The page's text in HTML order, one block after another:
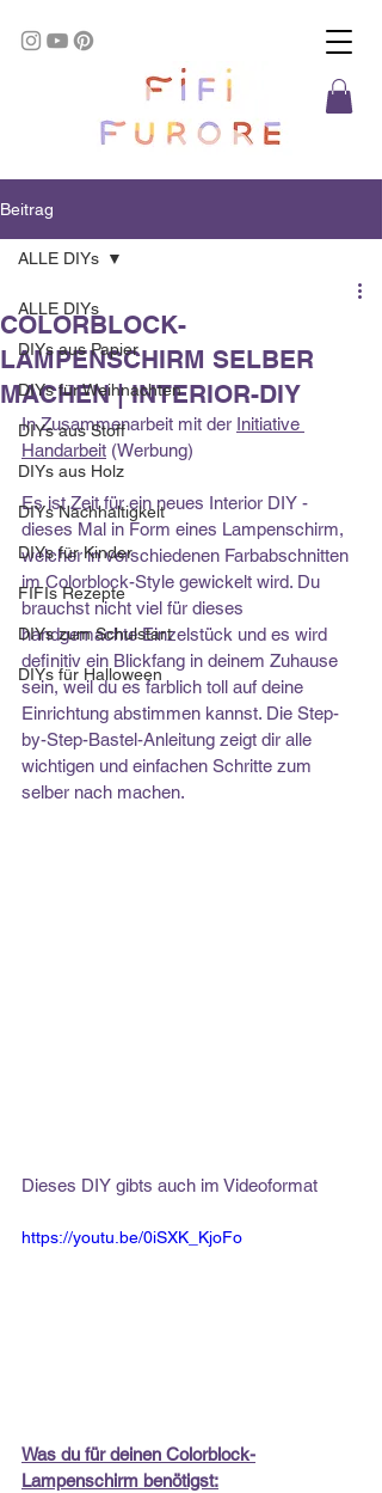
Beitrag
ALLE DIYs
DIYs aus Papier
DIYs für Weihnachten
DIYs aus Stoff
DIYs aus Holz
DIYs Nachhaltigkeit
DIYs für Kinder
FIFIs Rezepte
DIYs zum Schulstart
DIYs für Halloween
ALLE DIYs
COLORBLOCK-
LAMPENSCHIRM SELBER
MACHEN | INTERIOR-DIY
In Zusammenarbeit mit der Initiative
Handarbeit (Werbung)
Es ist Zeit für ein neues Interior DIY -
dieses Mal in Form eines Lampenschirm,
welcher in verschiedenen Farbabschnitten
im Colorblock-Style gewickelt wird. Du
brauchst nicht viel für dieses
handgemachte Einzelstück und es wird
definitiv ein Blickfang in deinem Zuhause
sein, weil du es farblich toll auf deine
Einrichtung abstimmen kannst. Die Step-
by-Step-Bastel-Anleitung zeigt dir alle
wichtigen und einfachen Schritte zum
selber nach machen.
Dieses DIY gibts auch im Videoformat
https://youtu.be/0iSXK_KjoFo
Was du für deinen Colorblock-
Lampenschirm benötigst: